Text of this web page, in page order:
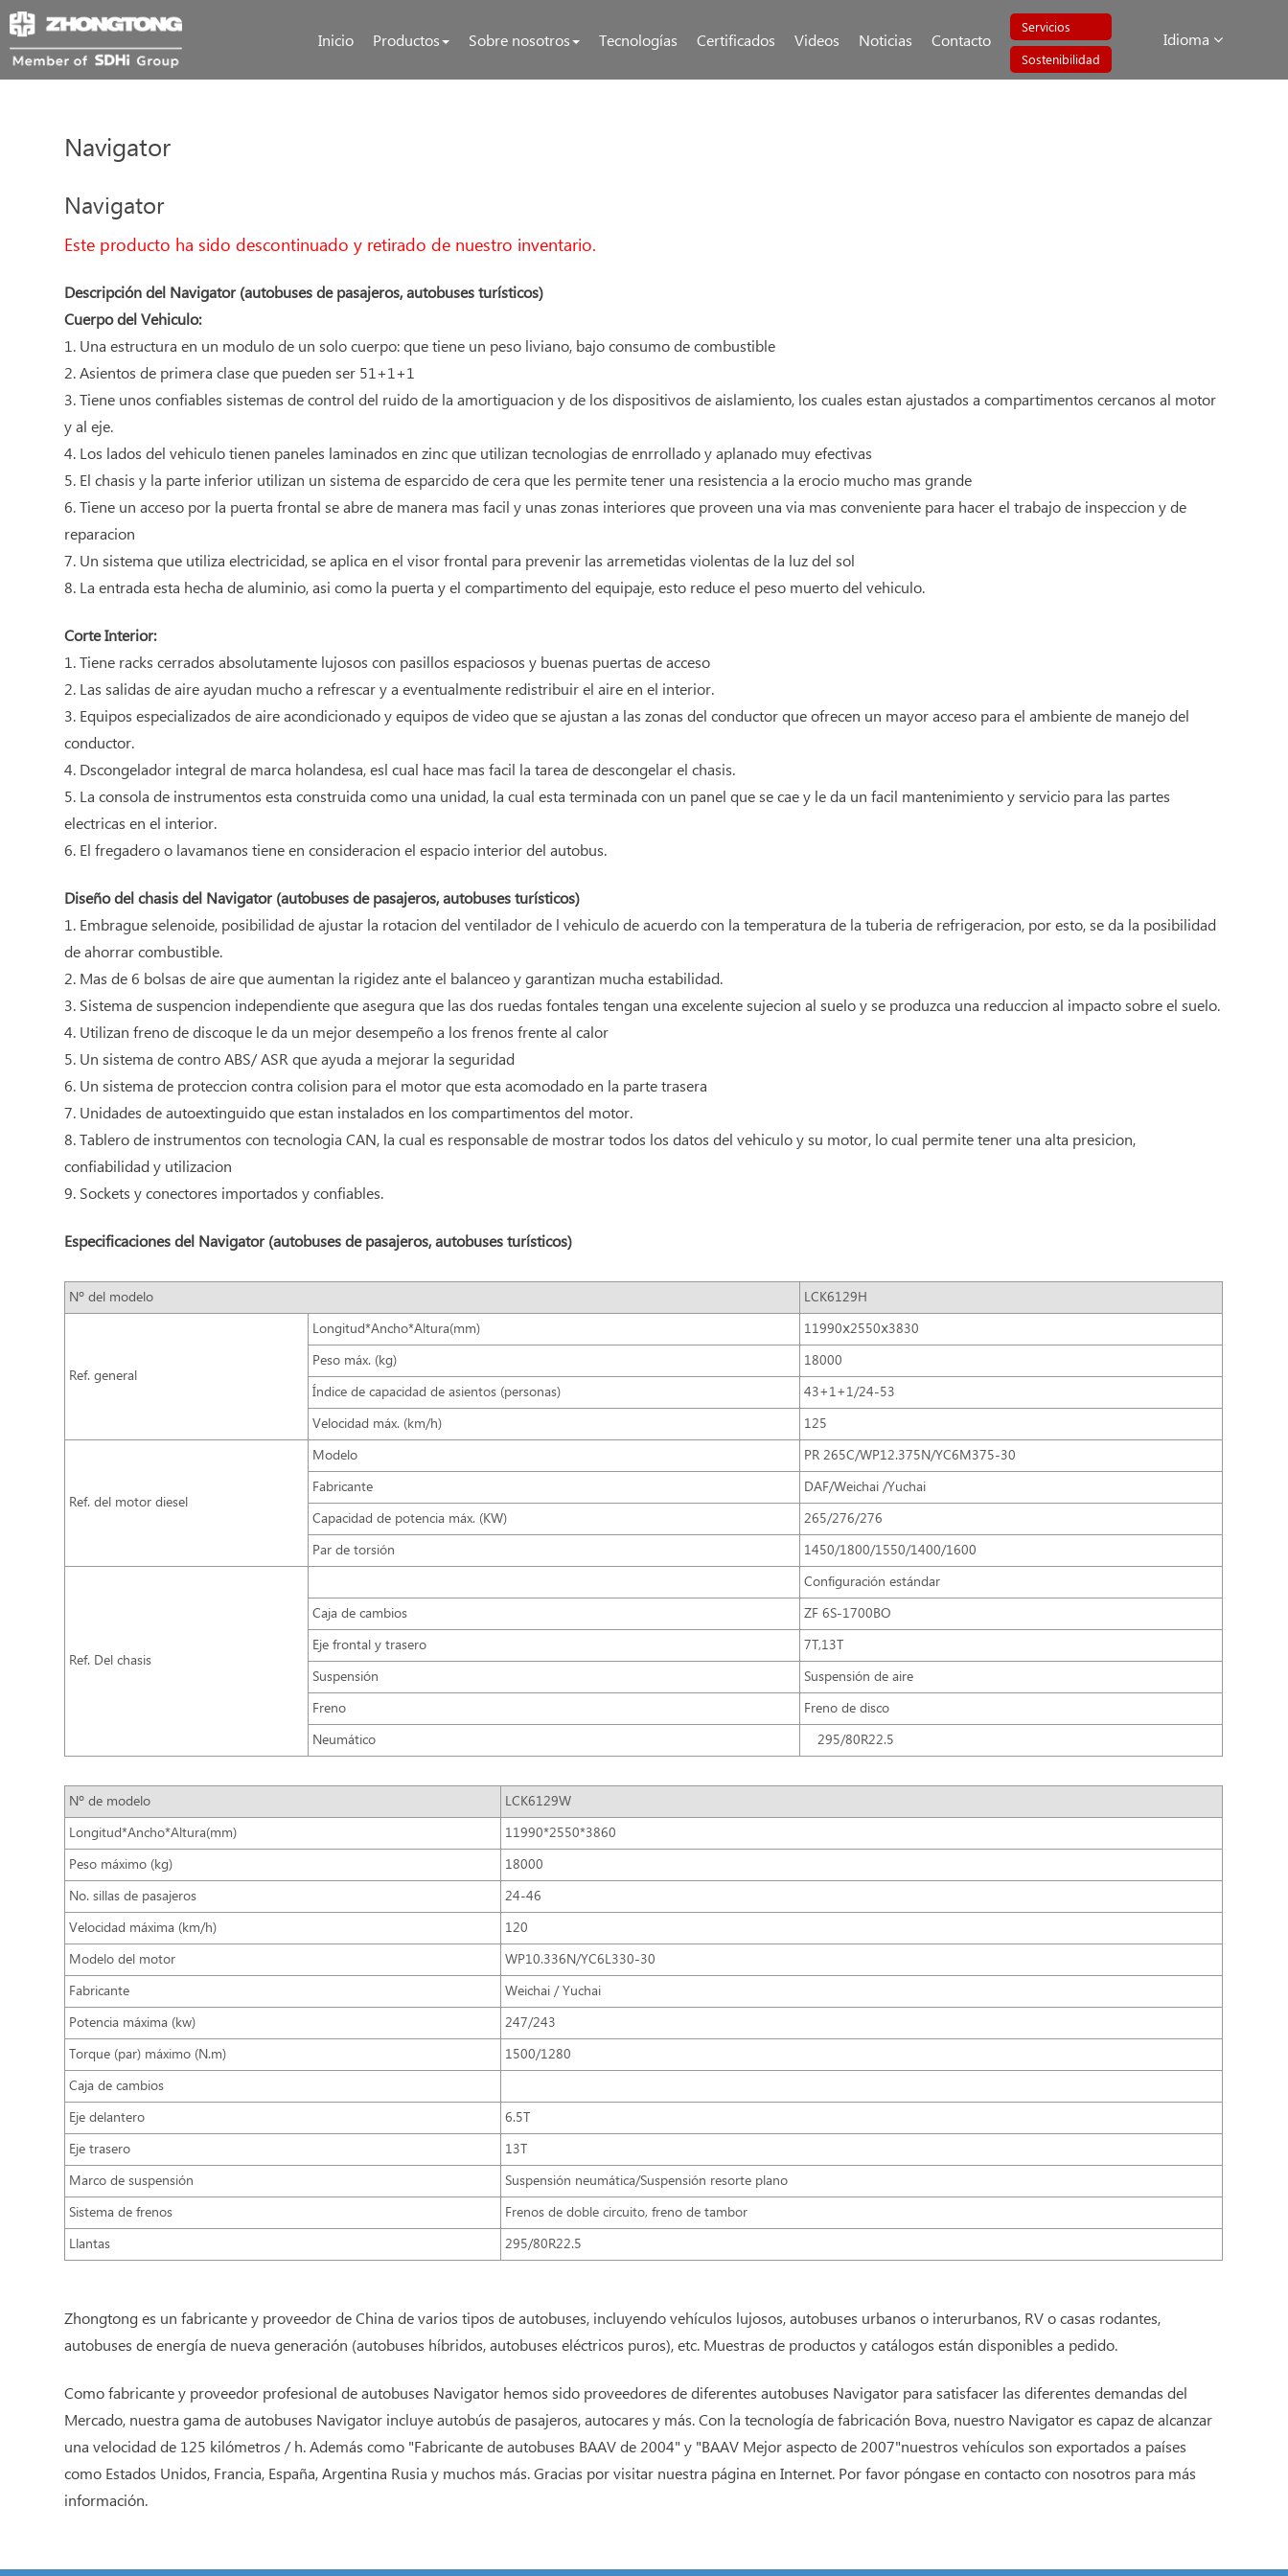
Idioma
Inicio Productos Sobre nosotros Tecnologías Certificados Videos Noticias Contacto
Servicios
Sostenibilidad
Navigator
Navigator
Este producto ha sido descontinuado y retirado de nuestro inventario.
Descripción del Navigator (autobuses de pasajeros, autobuses turísticos)
Cuerpo del Vehiculo:
1. Una estructura en un modulo de un solo cuerpo: que tiene un peso liviano, bajo consumo de combustible
2. Asientos de primera clase que pueden ser 51+1+1
3. Tiene unos confiables sistemas de control del ruido de la amortiguacion y de los dispositivos de aislamiento, los cuales estan ajustados a compartimentos cercanos al motor
y al eje.
4. Los lados del vehiculo tienen paneles laminados en zinc que utilizan tecnologias de enrrollado y aplanado muy efectivas
5. El chasis y la parte inferior utilizan un sistema de esparcido de cera que les permite tener una resistencia a la erocio mucho mas grande
6. Tiene un acceso por la puerta frontal se abre de manera mas facil y unas zonas interiores que proveen una via mas conveniente para hacer el trabajo de inspeccion y de
reparacion
7. Un sistema que utiliza electricidad, se aplica en el visor frontal para prevenir las arremetidas violentas de la luz del sol
8. La entrada esta hecha de aluminio, asi como la puerta y el compartimento del equipaje, esto reduce el peso muerto del vehiculo.
Corte Interior:
1. Tiene racks cerrados absolutamente lujosos con pasillos espaciosos y buenas puertas de acceso
2. Las salidas de aire ayudan mucho a refrescar y a eventualmente redistribuir el aire en el interior.
3. Equipos especializados de aire acondicionado y equipos de video que se ajustan a las zonas del conductor que ofrecen un mayor acceso para el ambiente de manejo del
conductor.
4. Dscongelador integral de marca holandesa, esl cual hace mas facil la tarea de descongelar el chasis.
5. La consola de instrumentos esta construida como una unidad, la cual esta terminada con un panel que se cae y le da un facil mantenimiento y servicio para las partes
electricas en el interior.
6. El fregadero o lavamanos tiene en consideracion el espacio interior del autobus.
Diseño del chasis del Navigator (autobuses de pasajeros, autobuses turísticos)
1. Embrague selenoide, posibilidad de ajustar la rotacion del ventilador de l vehiculo de acuerdo con la temperatura de la tuberia de refrigeracion, por esto, se da la posibilidad
de ahorrar combustible.
2. Mas de 6 bolsas de aire que aumentan la rigidez ante el balanceo y garantizan mucha estabilidad.
3. Sistema de suspencion independiente que asegura que las dos ruedas fontales tengan una excelente sujecion al suelo y se produzca una reduccion al impacto sobre el suelo.
4. Utilizan freno de discoque le da un mejor desempeño a los frenos frente al calor
5. Un sistema de contro ABS/ ASR que ayuda a mejorar la seguridad
6. Un sistema de proteccion contra colision para el motor que esta acomodado en la parte trasera
7. Unidades de autoextinguido que estan instalados en los compartimentos del motor.
8. Tablero de instrumentos con tecnologia CAN, la cual es responsable de mostrar todos los datos del vehiculo y su motor, lo cual permite tener una alta presicion,
confiabilidad y utilizacion
9. Sockets y conectores importados y confiables.
Especificaciones del Navigator (autobuses de pasajeros, autobuses turísticos)
Nº del modelo LCK6129H
Ref. general
Longitud*Ancho*Altura(mm)
11990ⅹ2550ⅹ3830
Peso máx. (kg)
18000
Índice de capacidad de asientos (personas)
43+1+1/24-53
Velocidad máx. (km/h)
125
Ref. del motor diesel
Modelo
PR 265C/WP12.375N/YC6M375-30
Fabricante
DAF/Weichai /Yuchai
Capacidad de potencia máx. (KW)
265/276/276
Par de torsión
1450/1800/1550/1400/1600
Ref. Del chasis
Configuración estándar
Caja de cambios
ZF 6S-1700BO
Eje frontal y trasero
7T,13T
Suspensión
Suspensión de aire
Freno
Freno de disco
Neumático
295/80R22.5
Nº de modelo
LCK6129W
Longitud*Ancho*Altura(mm)
11990*2550*3860
Peso máximo (kg)
18000
No. sillas de pasajeros
24-46
Velocidad máxima (km/h)
120
Modelo del motor
WP10.336N/YC6L330-30
Fabricante
Weichai / Yuchai
Potencia máxima (kw)
247/243
Torque (par) máximo (N.m)
1500/1280
Caja de cambios
Eje delantero
6.5T
Eje trasero
13T
Marco de suspensión
Suspensión neumática/Suspensión resorte plano
Sistema de frenos
Frenos de doble circuito, freno de tambor
Llantas
295/80R22.5
Zhongtong es un fabricante y proveedor de China de varios tipos de autobuses, incluyendo vehículos lujosos, autobuses urbanos o interurbanos, RV o casas rodantes,
autobuses de energía de nueva generación (autobuses híbridos, autobuses eléctricos puros), etc. Muestras de productos y catálogos están disponibles a pedido.
Como fabricante y proveedor profesional de autobuses Navigator hemos sido proveedores de diferentes autobuses Navigator para satisfacer las diferentes demandas del
Mercado, nuestra gama de autobuses Navigator incluye autobús de pasajeros, autocares y más. Con la tecnología de fabricación Bova, nuestro Navigator es capaz de alcanzar
una velocidad de 125 kilómetros / h. Además como "Fabricante de autobuses BAAV de 2004" y "BAAV Mejor aspecto de 2007"nuestros vehículos son exportados a países
como Estados Unidos, Francia, España, Argentina Rusia y muchos más. Gracias por visitar nuestra página en Internet. Por favor póngase en contacto con nosotros para más
información.